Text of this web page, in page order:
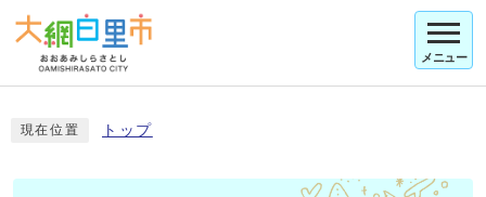
メニュー
現在位置 トップ